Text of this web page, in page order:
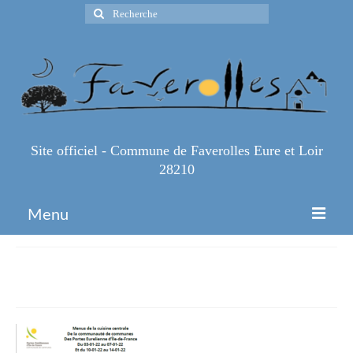
Rechercher
:
Site officiel - Commune de Faverolles Eure et Loir
28210
Menu
Infos Pratiques